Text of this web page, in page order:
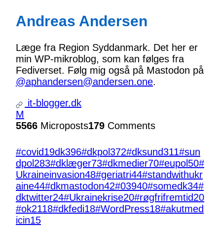
Andreas Andersen
Læge fra Region Syddanmark. Det her er
min WP-mikroblog, som kan følges fra
Fediverset. Følg mig også på Mastodon på
@aphandersen@andersen.one.
it-blogger.dk
M
5566 Microposts179 Comments
#covid19dk396#dkpol372#dksund311#sun
dpol 283#dklæger73#dkmedier70#eupol 50#
Ukraineinvasion48#geriatri44#standwithukr
aine44#dkmastodon42#03940#somedk34#
dktwitter24#Ukrainekrise20#røgfrifremtid20
#ok2118#dkfedi18#WordPress18#akutmed
icin15